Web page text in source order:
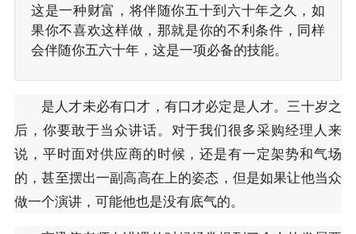
这是一种财富，将伴随你五十到六十年之久，如
果你不喜欢这样做，那就是你的不利条件，同样
会伴随你五六十年，这是一项必备的技能。
是人才未必有口才，有口才必定是人才。三十岁之
后，你要敢于当众讲话。对于我们很多采购经理人来
说，平时面对供应商的时候，还是有一定架势和气场
的，甚至摆出一副高高在上的姿态，但是如果让他当众
做一个演讲，可能他也是没有底气的。